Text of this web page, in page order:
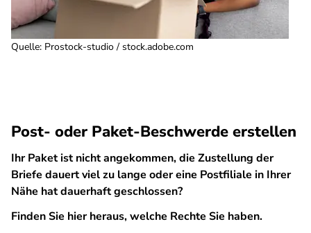
Quelle: Prostock-studio / stock.adobe.com
Post- oder Paket-Beschwerde erstellen
Ihr Paket ist nicht angekommen, die Zustellung der
Briefe dauert viel zu lange oder eine Postfiliale in Ihrer
Nähe hat dauerhaft geschlossen?
Finden Sie hier heraus, welche Rechte Sie haben.